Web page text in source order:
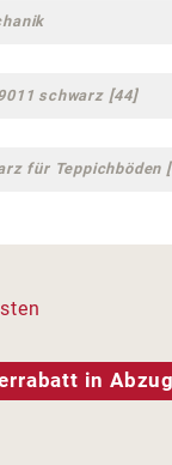
schwarz [44]
für Teppichböden
in